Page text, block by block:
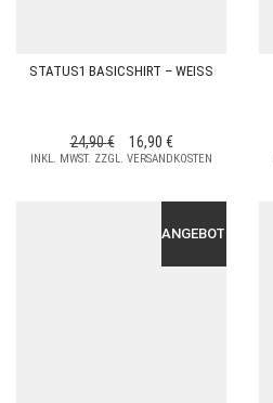
STATUS1 BASICSHIRT – WEISS
24,90€
URSPRÜNGLICHER
PREIS
24,90 €
16,90 €AKTUELLER
PREIS
16,90 €.
INKL. MWST. ZZGL. VERSANDKOSTEN
ANGEBOT!